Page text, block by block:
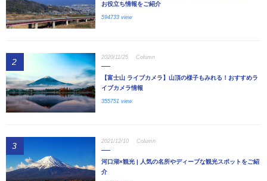
お役立ち情報をご紹介
594733 view
2 2020/11/25 Column
【富士山 ライブカメラ】山頂の様子もみれる！おすすめラ
イブカメラ情報
355751 view
3 2021/12/10 Column
河口湖×観光 | 人気の名所やディープな観光スポットをご紹
介